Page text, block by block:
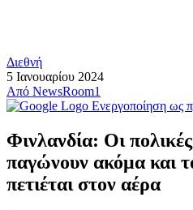
Διεθνή
5 Ιανουαρίου 2024
Από NewsRoom1
Ενεργοποίηση ως
Φινλανδία: Οι
παγώνουν ακόμα και
πετιέται στον αέρα